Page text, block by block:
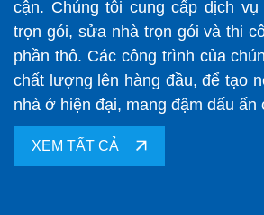
cận. Chúng tôi cung cấp dịch
trọn gói, sửa nhà trọn gói và thi
phần thô. Các công trình của
chất lượng lên hàng đầu, để tạo
nhà ở hiện đại, mang đậm dấu ấn
XEM TẤT CẢ